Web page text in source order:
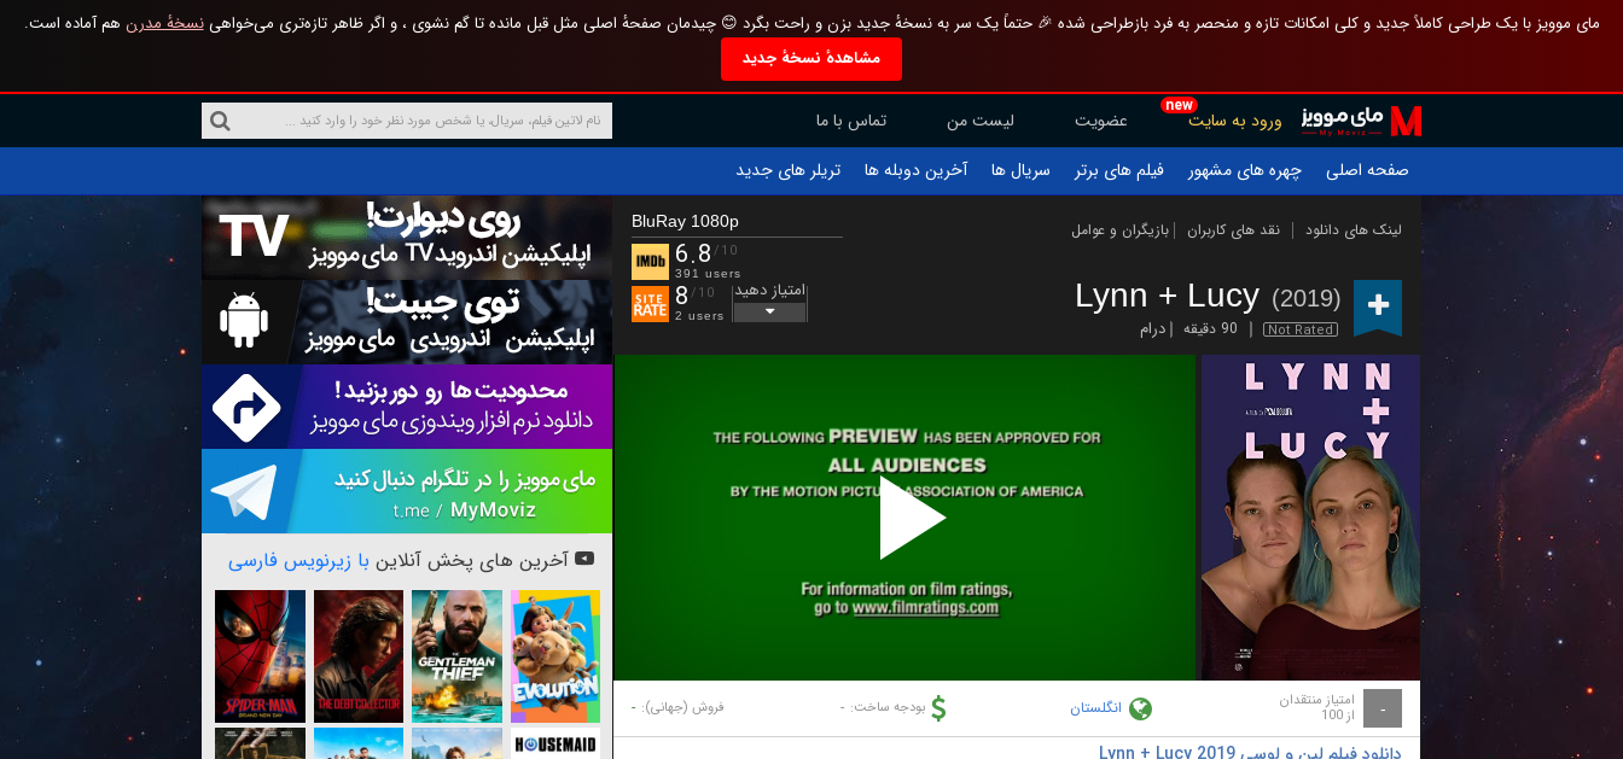
مای موویز با یک طراحی کاملاً جدید و کلی امکانات تازه و منحصر به فرد بازطراحی شده 🎉 حتماً یک سر به نسخهٔ جدید بزن و راحت بگرد 😊 چیدمان صفحهٔ اصلی مثل قبل مانده تا گم نشوی ، و اگر ظاهر تازه‌تری می‌خواهینسخهٔ مدرن هم آماده است.
مشاهدهٔ نسخهٔ جدید
new
ورود به سایت عضویت لیست من
تماس با ما
صفحه اصلی
چهره های مشهور فیلم های برتر سریال ها آخرین دوبله ها تریلر های جدید
لینک های دانلود نقد های کاربران بازیگران و عوامل
Lynn + Lucy (2019)
Not Rated 90 دقیقه درام
BluRay 1080p
6.8 /10
391 users
8 /10
2 users
امتیاز دهید
Play
- امتیاز منتقدان
از 100 انگلستان بودجه ساخت: - فروش (جهانی): -
آخرین های پخش آنلاین با زیرنویس فارسی